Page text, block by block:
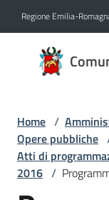
Regione Emilia-
Comune
di
d'Argile
Amministrazione
Menu selezionato
Home /
Opere pubbliche
Atti di
2016 /